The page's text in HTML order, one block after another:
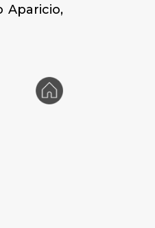
Aparicio,